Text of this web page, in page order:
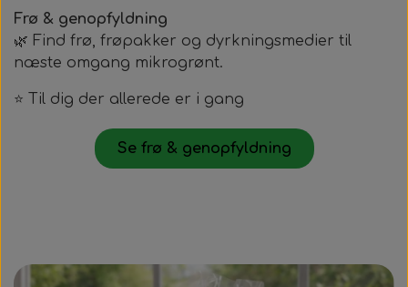
Frø & genopfyldning
🌿 Find frø, frøpakker og dyrkningsmedier til
næste omgang mikrogrønt.
⭐ Til dig der allerede er i gang
Se frø & genopfyldning